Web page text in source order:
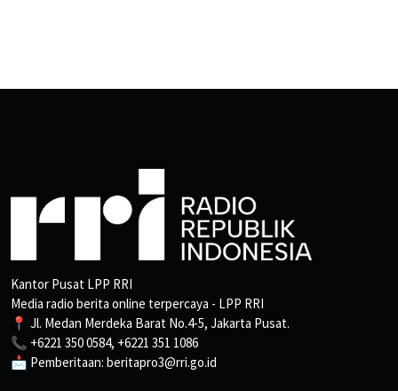
Kantor Pusat LPP RRI
Media radio berita online terpercaya - LPP RRI
📍 Jl. Medan Merdeka Barat No.4-5, Jakarta Pusat.
📞 +6221 350 0584, +6221 351 1086
📩 Pemberitaan: beritapro3@rri.go.id